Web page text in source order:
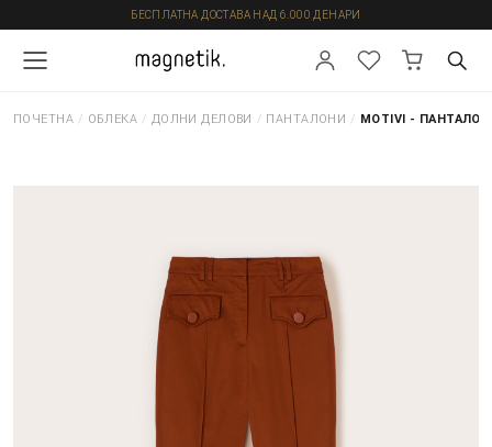
БЕСПЛАТНА ДОСТАВА НАД 6.000 ДЕНАРИ
ПОЧЕТНА / ОБЛЕКА / ДОЛНИ ДЕЛОВИ / ПАНТАЛОНИ / MOTIVI -